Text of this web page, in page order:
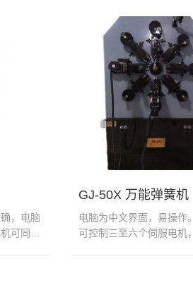
，电脑
可同步
GJ-50X 万能弹簧机
电脑为中文界面，易操作
可控制三至六个伺服电机